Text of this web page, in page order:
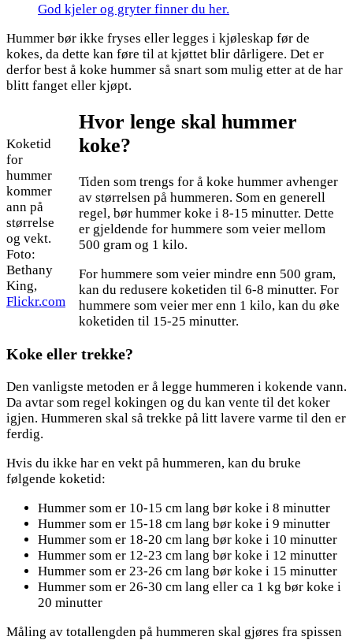
God kjeler og gryter finner du her.
Hummer bør ikke fryses eller legges i kjøleskap før de
kokes, da dette kan føre til at kjøttet blir dårligere. Det er
derfor best å koke hummer så snart som mulig etter at de har
blitt fanget eller kjøpt.
Koketid
for
hummer
kommer
ann på
størrelse
og vekt.
Foto:
Bethany
King,
Flickr.com
Hvor lenge skal hummer
koke?
Tiden som trengs for å koke hummer avhenger
av størrelsen på hummeren. Som en generell
regel, bør hummer koke i 8-15 minutter. Dette
er gjeldende for hummere som veier mellom
500 gram og 1 kilo.
For hummere som veier mindre enn 500 gram,
kan du redusere koketiden til 6-8 minutter. For
hummere som veier mer enn 1 kilo, kan du øke
koketiden til 15-25 minutter.
Koke eller trekke?
Den vanligste metoden er å legge hummeren i kokende vann.
Da avtar som regel kokingen og du kan vente til det koker
igjen. Hummeren skal så trekke på litt lavere varme til den er
ferdig.
Hvis du ikke har en vekt på hummeren, kan du bruke
følgende koketid:
Hummer som er 10-15 cm lang bør koke i 8 minutter
Hummer som er 15-18 cm lang bør koke i 9 minutter
Hummer som er 18-20 cm lang bør koke i 10 minutter
Hummer som er 12-23 cm lang bør koke i 12 minutter
Hummer som er 23-26 cm lang bør koke i 15 minutter
Hummer som er 26-30 cm lang eller ca 1 kg bør koke i
20 minutter
Måling av totallengden på hummeren skal gjøres fra spissen